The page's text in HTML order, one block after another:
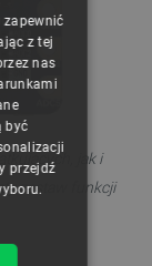
jak i
zestaw funkcji
CZECH
ENGLISH
GERMAN
zapewnić
z tej
nas
być
przejdź